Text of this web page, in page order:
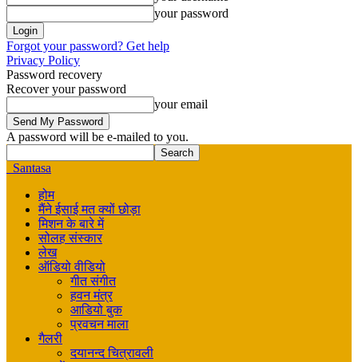
your password
Forgot your password? Get help
Privacy Policy
Password recovery
Recover your password
your email
A password will be e-mailed to you.
Santasa
होम
मैंने ईसाई मत क्यों छोड़ा
मिशन के बारे में
सोलह संस्कार
लेख
ऑडियो वीडियो
गीत संगीत
हवन मंत्र
आडियो बुक
प्रवचन माला
गैलरी
दयानन्द चित्रावली